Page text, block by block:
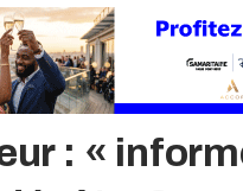
Publireportage
: «